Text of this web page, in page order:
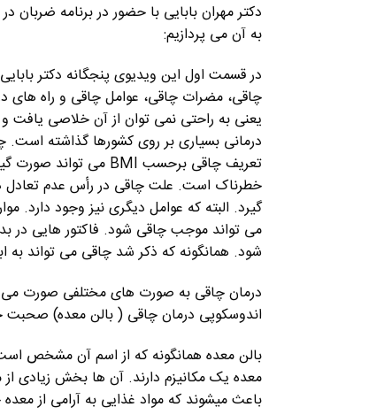
دکتر مهران بابایی با حضور در برنامه ضربان
به آن می پردازیم:
در قسمت اول این ویدیوی پنجگانه دکتر
چاقی، مضرات چاقی، عوامل چاقی و راه
یعنی به راحتی نمی توان از آن خلاصی یافت
درمانی بسیاری بر روی کشورها گذاشته
خطرناک است. علت چاقی در رأس عدم تعادل
گیرد. البته که عوامل دیگری نیز وجود دارد.
می تواند موجب چاقی شود. فاکتور هایی در
شود. همانگونه که ذکر شد چاقی می تواند به
درمان چاقی به صورت های مختلفی صورت می
اندوسکوپی درمان چاقی ( بالن معده)
بالن معده همانگونه که از اسم آن مشخص
معده یک مکانیزم دارند. آن ها بخش زیادی از
باعث میشوند که مواد غذایی به آرامی از